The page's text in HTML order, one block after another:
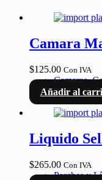
Camara
$125.00 Con IVA
Camaras,
Añadir al
Liquido
$265.00 Con IVA
Parches y